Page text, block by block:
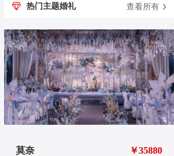
热门主题婚礼 查看所有
莫奈 ￥35880